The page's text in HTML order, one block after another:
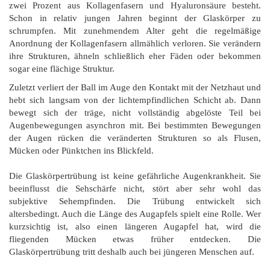
zwei Prozent aus Kollagenfasern und Hyaluronsäure besteht.
Schon in relativ jungen Jahren beginnt der Glaskörper zu
schrumpfen. Mit zunehmendem Alter geht die regelmäßige
Anordnung der Kollagenfasern allmählich verloren. Sie verändern
ihre Strukturen, ähneln schließlich eher Fäden oder bekommen
sogar eine flächige Struktur.
Zuletzt verliert der Ball im Auge den Kontakt mit der Netzhaut und
hebt sich langsam von der lichtempfindlichen Schicht ab. Dann
bewegt sich der träge, nicht vollständig abgelöste Teil bei
Augenbewegungen asynchron mit. Bei bestimmten Bewegungen
der Augen rücken die veränderten Strukturen so als Flusen,
Mücken oder Pünktchen ins Blickfeld.
Die Glaskörpertrübung ist keine gefährliche Augenkrankheit. Sie
beeinflusst die Sehschärfe nicht, stört aber sehr wohl das
subjektive Sehempfinden. Die Trübung entwickelt sich
altersbedingt. Auch die Länge des Augapfels spielt eine Rolle. Wer
kurzsichtig ist, also einen längeren Augapfel hat, wird die
fliegenden Mücken etwas früher entdecken. Die
Glaskörpertrübung tritt deshalb auch bei jüngeren Menschen auf.